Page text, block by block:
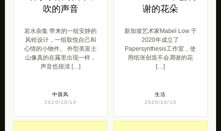
吹的声音
若水杂集 带来的一组安静的
风铃设计，一组取悦自己和
心情的小物件。 外型美富士
山像真的在霿里出现一样，
声音也很清 […]
中国风
2020/10/10
谢的花朵
新加坡艺术家Mabel Low 于
2020年成立了
Papersynthesis工作室，使
用纸张创造不会凋谢的花
[…]
生活
2020/10/10